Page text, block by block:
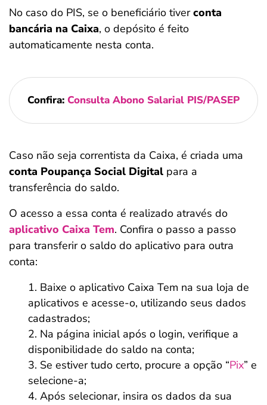
No caso do PIS, se o beneficiário tiverconta
bancária na Caixa, o depósito é feito
automaticamente nesta conta.
Confira: Consulta Abono Salarial PIS/PASEP
Caso não seja correntista da Caixa, é criada uma
conta Poupança Social Digital para a
transferência do saldo.
O acesso a essa conta é realizado através do
aplicativo Caixa Tem. Confira o passo a passo
para transferir o saldo do aplicativo para outra
conta:
Baixe o aplicativo Caixa Tem na sua loja de
aplicativos e acesse-o, utilizando seus dados
cadastrados;
Na página inicial após o login, verifique a
disponibilidade do saldo na conta;
Se estiver tudo certo, procure a opção “Pix” e
selecione-a;
Após selecionar, insira os dados da sua